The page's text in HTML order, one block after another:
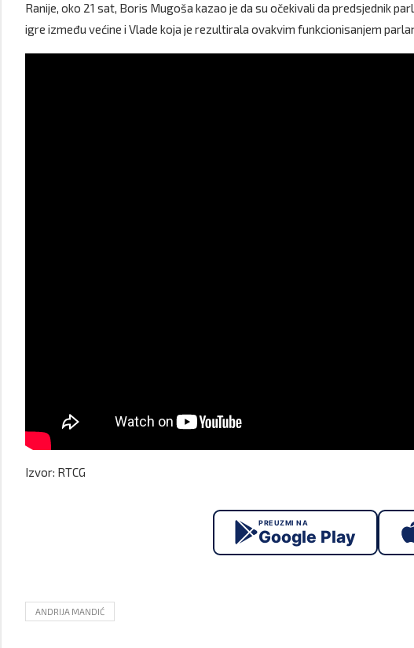
Ranije, oko 21 sat, Boris Mugoša kazao je da su očekivali da predsjednik
igre između većine i Vlade koja je rezultirala ovakvim funkcionisanjem
Izvor: RTCG
PREUZMI NA
Google Play
ANDRIJA MANDIĆ